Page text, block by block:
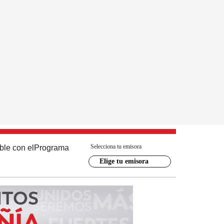
con el Programa Selecciona tu emisora
Elige tu emisora